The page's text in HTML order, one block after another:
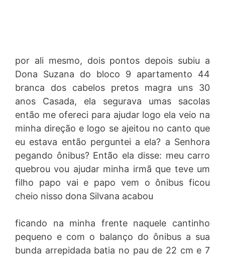
por ali mesmo, dois pontos depois subiu a
Dona Suzana do bloco 9 apartamento 44
branca dos cabelos pretos magra uns 30
anos Casada, ela segurava umas sacolas
então me ofereci para ajudar logo ela veio na
minha direção e logo se ajeitou no canto que
eu estava então perguntei a ela? a Senhora
pegando ônibus? Então ela disse: meu carro
quebrou vou ajudar minha irmã que teve um
filho papo vai e papo vem o ônibus ficou
cheio nisso dona Silvana acabou
ficando na minha frente naquele cantinho
pequeno e com o balanço do ônibus a sua
bunda arrepidada batia no pau de 22 cm e 7